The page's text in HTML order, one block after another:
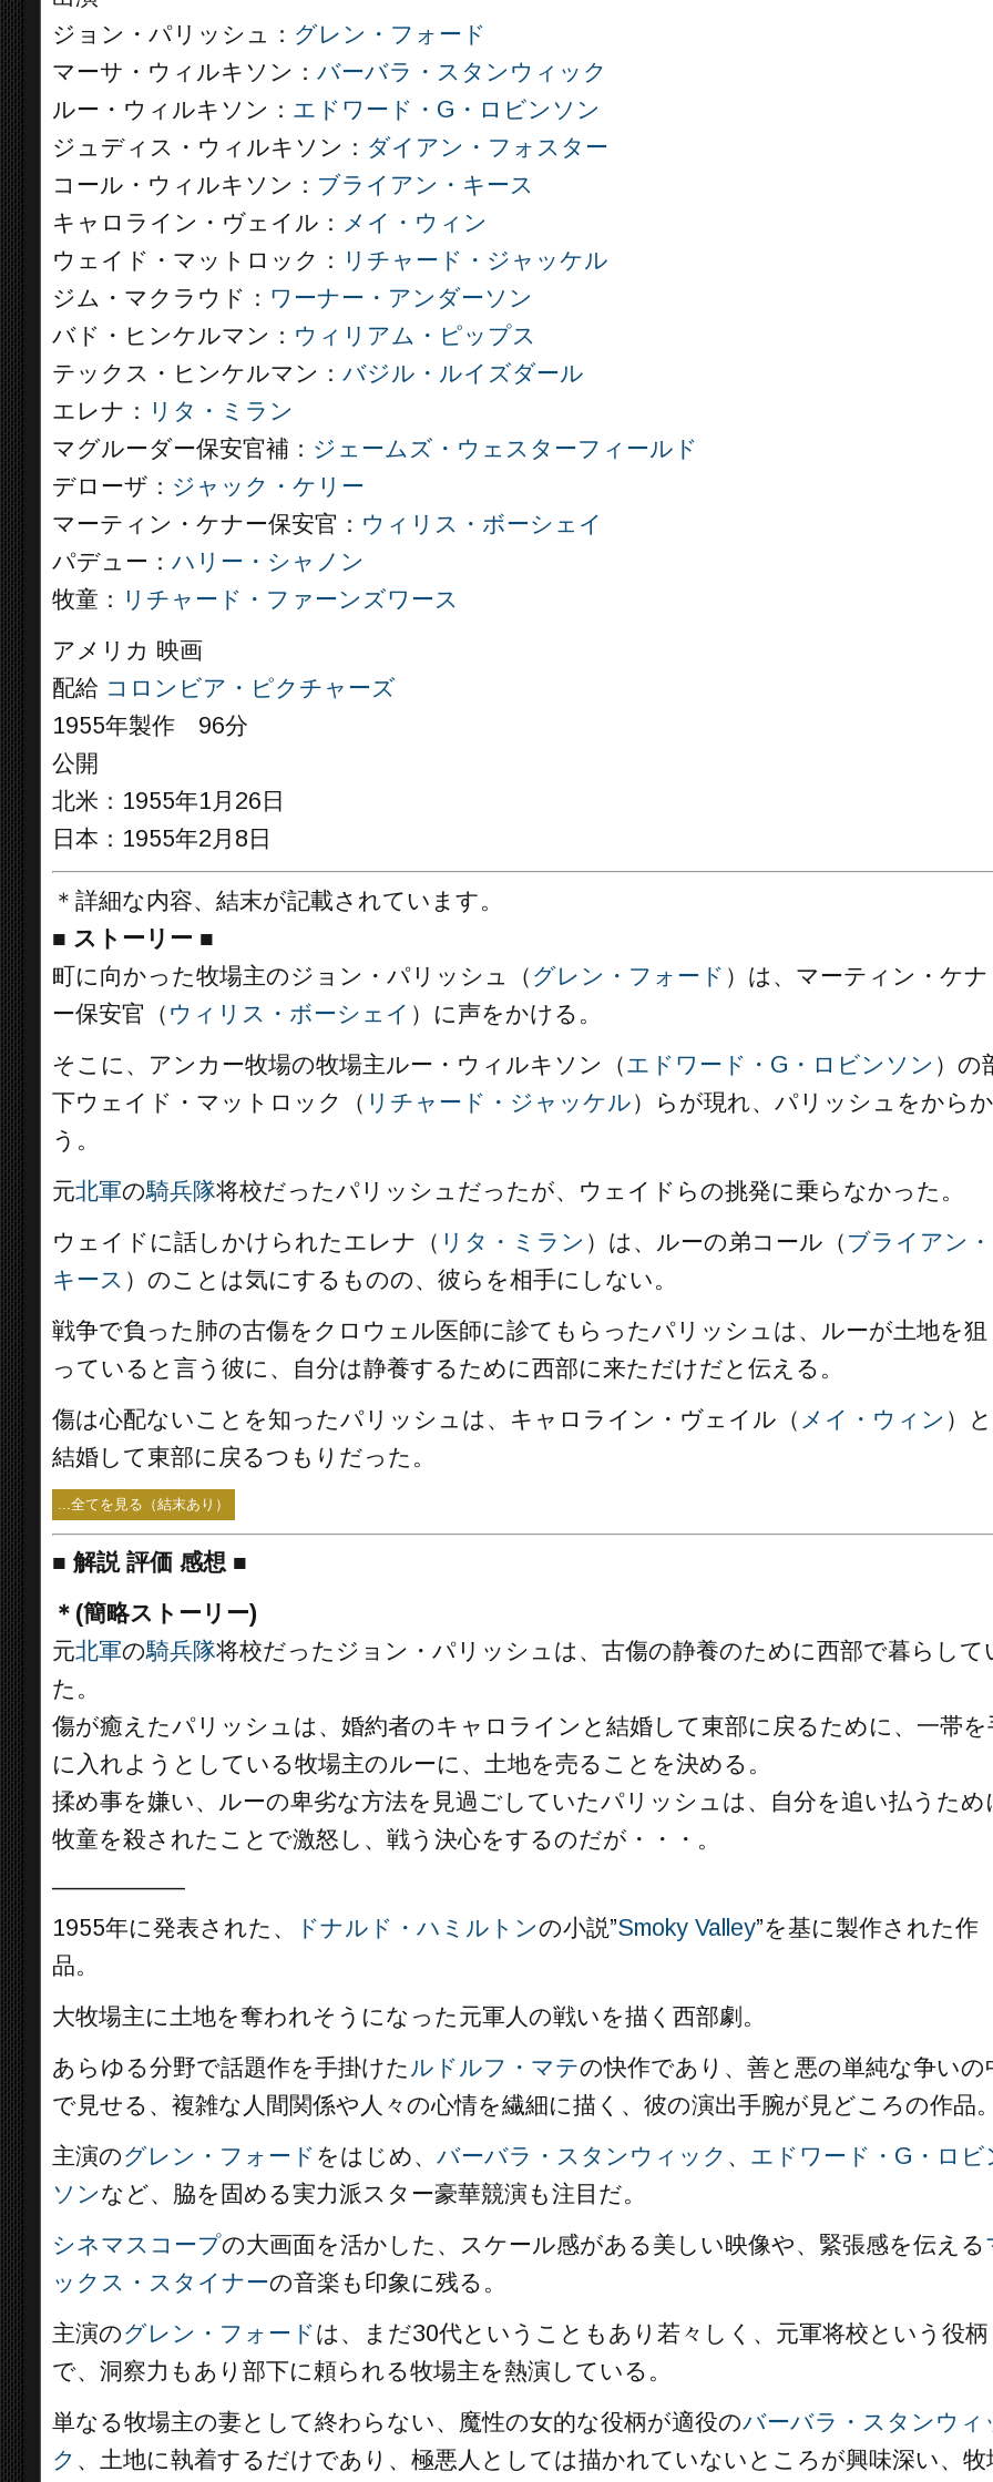
ジョン・パリッシュ： グレン・フォード
マーサ・ウィルキソン： バーバラ・スタンウィック
ルー・ウィルキソン： エドワード・G・ロビンソン
ジュディス・ウィルキソン： ダイアン・フォスター
コール・ウィルキソン： ブライアン・キース
キャロライン・ヴェイル： メイ・ウィン
ウェイド・マットロック： リチャード・ジャッケル
ジム・マクラウド： ワーナー・アンダーソン
バド・ヒンケルマン： ウィリアム・ピップス
テックス・ヒンケルマン： バジル・ルイズダール
エレナ： リタ・ミラン
マグルーダー保安官補： ジェームズ・ウェスターフィールド
デローザ： ジャック・ケリー
マーティン・ケナー保安官： ウィリス・ボーシェイ
パデュー： ハリー・シャノン
牧童： リチャード・ファーンズワース
アメリカ 映画
配給 コロンビア・ピクチャーズ
1955年製作 96分
公開
北米：1955年1月26日
日本：1955年2月8日
＊詳細な内容、結末が記載されています。
■ ストーリー ■
町に向かった牧場主のジョン・パリッシュ（ グレン・フォード ）は、マーティン・ケナ
ー保安官（ ウィリス・ボーシェイ ）に声をかける。
そこに、アンカー牧場の牧場主ルー・ウィルキソン（エドワード・G・ロビンソン ）の
下ウェイド・マットロック（ リチャード・ジャッケル）らが現れ、パリッシュをからか
う。
元北軍の騎兵隊将校だったパリッシュだったが、ウェイドらの挑発に乗らなかった。
ウェイドに話しかけられたエレナ（ リタ・ミラン ）は、ルーの弟コール（ ブライアン・
キース ）のことは気にするものの、彼らを相手にしない。
戦争で負った肺の古傷をクロウェル医師に診てもらったパリッシュは、ルーが土地を狙
っていると言う彼に、自分は静養するために西部に来ただけだと伝える。
傷は心配ないことを知ったパリッシュは、キャロライン・ヴェイル（ メイ・ウィン ）と
結婚して東部に戻るつもりだった。
...全てを見る（結末あり）
■ 解説 評価 感想 ■
＊(簡略ストーリー)
元北軍の騎兵隊将校だったジョン・パリッシュは、古傷の静養のために西部で暮らして
た。
傷が癒えたパリッシュは、婚約者のキャロラインと結婚して東部に戻るために、一帯を
に入れようとしている牧場主のルーに、土地を売ることを決める。
揉め事を嫌い、ルーの卑劣な方法を見過ごしていたパリッシュは、自分を追い払うため
牧童を殺されたことで激怒し、戦う決心をするのだが・・・。
1955年に発表された、
ドナルド・ハミルトンの小説”Smoky Valley”を基に製作された作
品。
大牧場主に土地を奪われそうになった元軍人の戦いを描く西部劇。
あらゆる分野で話題作を手掛けたルドルフ・マテの快作であり、善と悪の単純な争いの
で見せる、複雑な人間関係や人々の心情を繊細に描く、彼の演出手腕が見どころの作品。
主演のグレン・フォード をはじめ、 バーバラ・スタンウィック 、 エドワード・G・ロビ
ソンなど、脇を固める実力派スター豪華競演も注目だ。
シネマスコープの大画面を活かした、スケール感がある美しい映像や、緊張感を伝える
ックス・スタイナーの音楽も印象に残る。
主演のグレン・フォードは、まだ30代ということもあり若々しく、元軍将校という役柄
で、洞察力もあり部下に頼られる牧場主を熱演している。
単なる牧場主の妻として終わらない、魔性の女的な役柄が適役のバーバラ・スタンウィ
ク 、土地に執着するだけであり、極悪人としては描かれていないところが興味深い、牧